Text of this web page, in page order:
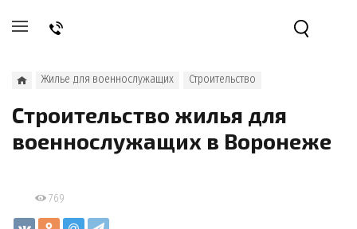
Жилье для военнослужащих Строительство
Строительство жилья для
военнослужащих в Воронеже
769